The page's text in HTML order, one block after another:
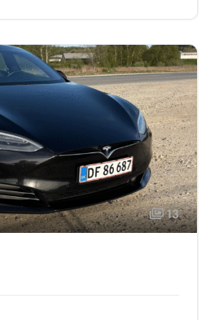
13